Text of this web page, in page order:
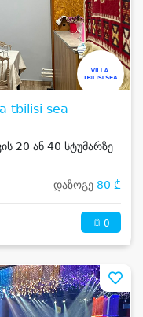
tbilisi sea
20 ან 40 სტუმარზე
დაზოგე 80 ₾
0